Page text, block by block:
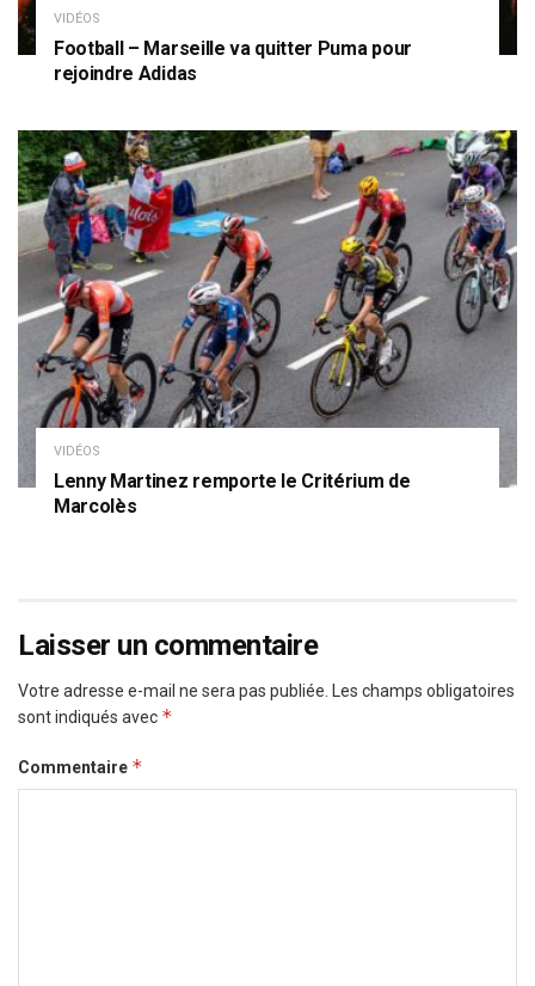
VIDÉOS
Football – Marseille va quitter Puma pour
rejoindre Adidas
VIDÉOS
Lenny Martinez remporte le Critérium de
Marcolès
Laisser un commentaire
Votre adresse e-mail ne sera pas publiée. Les champs obligatoires
sont indiqués avec *
Commentaire *